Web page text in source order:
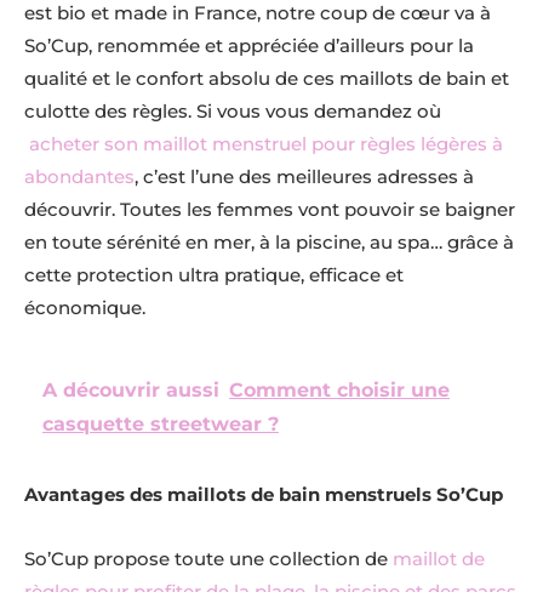
est bio et made in France, notre coup de cœur va à
So’Cup, renommée et appréciée d’ailleurs pour la
qualité et le confort absolu de ces maillots de bain et
culotte des règles. Si vous vous demandez où
acheter son maillot menstruel pour règles légères à
abondantes, c’est l’une des meilleures adresses à
découvrir. Toutes les femmes vont pouvoir se baigner
en toute sérénité en mer, à la piscine, au spa… grâce à
cette protection ultra pratique, efficace et
économique.
A découvrir aussi Comment choisir une
casquette streetwear ?
Avantages des maillots de bain menstruels So’Cup
So’Cup propose toute une collection de maillot de